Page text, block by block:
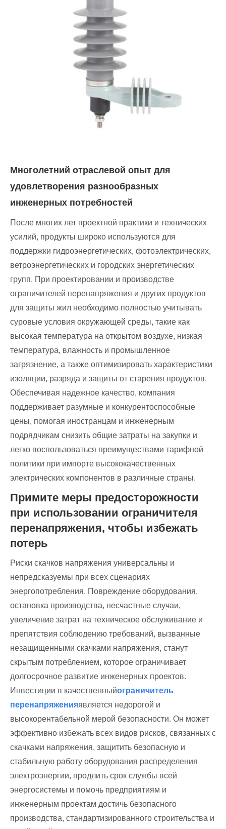
Многолетний отраслевой опыт для
удовлетворения разнообразных
инженерных потребностей
После многих лет проектной практики и технических
усилий, продукты широко используются для
поддержки гидроэнергетических, фотоэлектрических,
ветроэнергетических и городских энергетических
групп. При проектировании и производстве
ограничителей перенапряжения и других продуктов
для защиты жил необходимо полностью учитывать
суровые условия окружающей среды, такие как
высокая температура на открытом воздухе, низкая
температура, влажность и промышленное
загрязнение, а также оптимизировать характеристики
изоляции, разряда и защиты от старения продуктов.
Обеспечивая надежное качество, компания
поддерживает разумные и конкурентоспособные
цены, помогая иностранцам и инженерным
подрядчикам снизить общие затраты на закупки и
легко воспользоваться преимуществами тарифной
политики при импорте высококачественных
электрических компонентов в различные страны.
Примите меры предосторожности
при использовании ограничителя
перенапряжения, чтобы избежать
потерь
Риски скачков напряжения универсальны и
непредсказуемы при всех сценариях
энергопотребления. Повреждение оборудования,
остановка производства, несчастные случаи,
увеличение затрат на техническое обслуживание и
препятствия соблюдению требований, вызванные
незащищенными скачками напряжения, станут
скрытым потреблением, которое ограничивает
долгосрочное развитие инженерных проектов.
Инвестиции в качественныйограничитель
перенапряженияявляется недорогой и
высокорентабельной мерой безопасности. Он может
эффективно избежать всех видов рисков, связанных с
скачками напряжения, защитить безопасную и
стабильную работу оборудования распределения
электроэнергии, продлить срок службы всей
энергосистемы и помочь предприятиям и
инженерным проектам достичь безопасного
производства, стандартизированного строительства и